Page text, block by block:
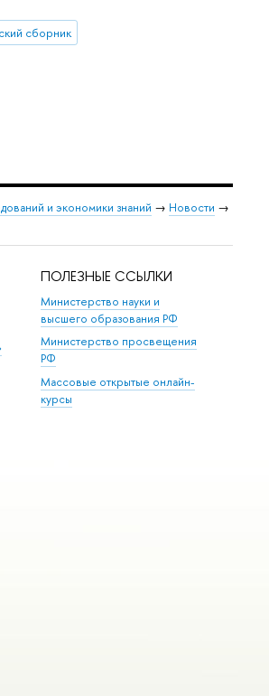
сборник
и экономики знаний → Новости →
ПОЛЕЗНЫЕ ССЫЛКИ
Министерство науки и
высшего образования РФ
Министерство просвещения
РФ
Массовые открытые онлайн-
курсы